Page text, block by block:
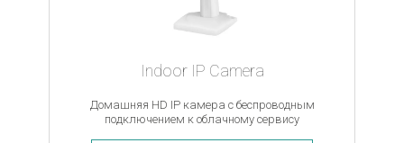
Indoor IP Camera
Домашняя HD IP камера с беспроводным
подключением к облачному сервису